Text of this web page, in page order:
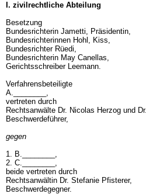
I. zivilrechtliche Abteilung
Besetzung
Bundesrichterin Jametti, Präsidentin,
Bundesrichterinnen Hohl, Kiss,
Bundesrichter Rüedi,
Bundesrichterin May Canellas,
Gerichtsschreiber Leemann.
Verfahrensbeteiligte
A.________,
vertreten durch
Rechtsanwälte Dr. Nicolas Herzog und
Beschwerdeführer,
gegen
1. B.________,
2. C.________,
beide vertreten durch
Rechtsanwältin Dr. Stefanie Pfisterer,
Beschwerdegegner.